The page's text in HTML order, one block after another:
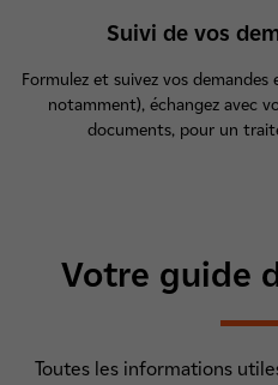
Suivi de vos
Formulez et suivez vos
notamment), échangez avec
documents, pour un
Votre guide
Toutes les informations